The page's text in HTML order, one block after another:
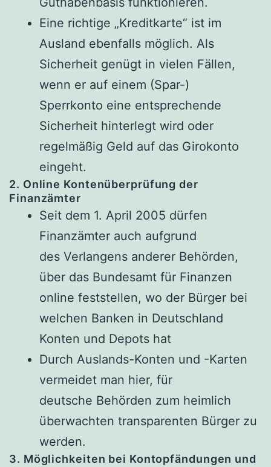
Eine richtige „Kreditkarte“ ist im
Ausland ebenfalls möglich. Als
Sicherheit genügt in vielen Fällen,
wenn er auf einem (Spar-)
Sperrkonto eine entsprechende
Sicherheit hinterlegt wird oder
regelmäßig Geld auf das Girokonto
eingeht.
2. Online Kontenüberprüfung der
Finanzämter
Seit dem 1. April 2005 dürfen
Finanzämter auch aufgrund
des Verlangens anderer Behörden,
über das Bundesamt für Finanzen
online feststellen, wo der Bürger bei
welchen Banken in Deutschland
Konten und Depots hat
Durch Auslands-Konten und -Karten
vermeidet man hier, für
deutsche Behörden zum heimlich
überwachten transparenten Bürger zu
werden.
3. Möglichkeiten bei Kontopfändungen und